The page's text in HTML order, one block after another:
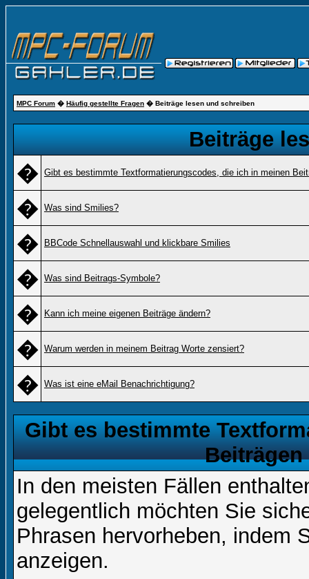
MPC Forum � Häufig gestellte Fragen � Beiträge lesen und schreiben
Beiträge
� Gibt es bestimmte Textformatierungscodes, die ich in meinen
� Was sind Smilies?
� BBCode Schnellauswahl und klickbare Smilies
� Was sind Beitrags-Symbole?
� Kann ich meine eigenen Beiträge ändern?
� Warum werden in meinem Beitrag Worte zensiert?
� Was ist eine eMail Benachrichtigung?
Gibt es bestimmte
Beiträgen
In den meisten Fällen
gelegentlich möchten Sie
Phrasen hervorheben, indem
anzeigen.